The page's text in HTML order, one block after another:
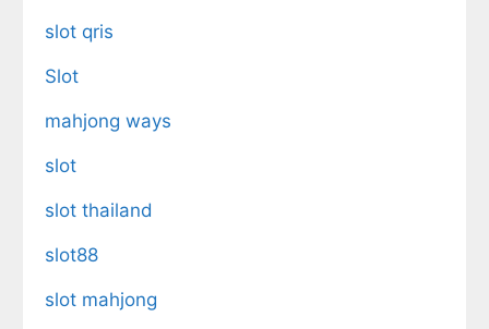
slot qris
Slot
mahjong ways
slot
slot thailand
slot88
slot mahjong